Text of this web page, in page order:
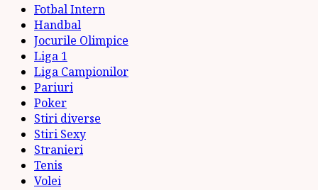
Fotbal Intern
Handbal
Jocurile Olimpice
Liga 1
Liga Campionilor
Pariuri
Poker
Stiri diverse
Stiri Sexy
Stranieri
Tenis
Volei